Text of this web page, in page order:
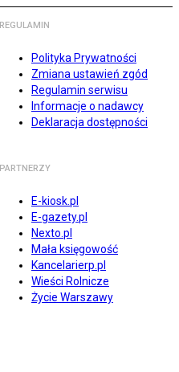
REGULAMIN
Polityka Prywatności
Zmiana ustawień zgód
Regulamin serwisu
Informacje o nadawcy
Deklaracja dostępności
PARTNERZY
E-kiosk.pl
E-gazety.pl
Nexto.pl
Mała księgowość
Kancelarierp.pl
Wieści Rolnicze
Życie Warszawy